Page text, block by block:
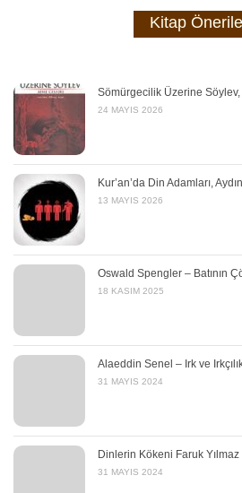
Kitap
Sömürgecilik Üzerine
24 MAYIS 2026
Kur’an’da Din Adamları,
13 MAYIS 2026
Oswald Spengler – Batının
18 KASIM 2025
Alaeddin Senel – Irk ve
31 MAYIS 2024
Dinlerin Kökeni Faruk
31 MAYIS 2024